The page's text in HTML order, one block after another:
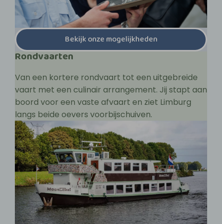
Bekijk onze mogelijkheden
Rondvaarten
Van een kortere rondvaart tot een uitgebreide
vaart met een culinair arrangement. Jij stapt aan
boord voor een vaste afvaart en ziet Limburg
langs beide oevers voorbijschuiven.